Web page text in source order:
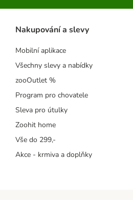
Nakupování a slevy
Mobilní aplikace
Všechny slevy a nabídky
zooOutlet %
Program pro chovatele
Sleva pro útulky
Zoohit home
Vše do 299,-
Akce - krmiva a doplňky